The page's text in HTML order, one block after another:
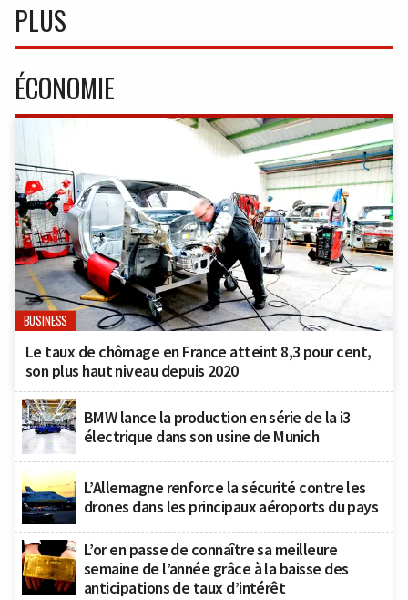
PLUS
ÉCONOMIE
BUSINESS
Le taux de chômage en France atteint 8,3 pour cent,
son plus haut niveau depuis 2020
BMW lance la production en série de la i3
électrique dans son usine de Munich
L’Allemagne renforce la sécurité contre les
drones dans les principaux aéroports du pays
L’or en passe de connaître sa meilleure
semaine de l’année grâce à la baisse des
anticipations de taux d’intérêt